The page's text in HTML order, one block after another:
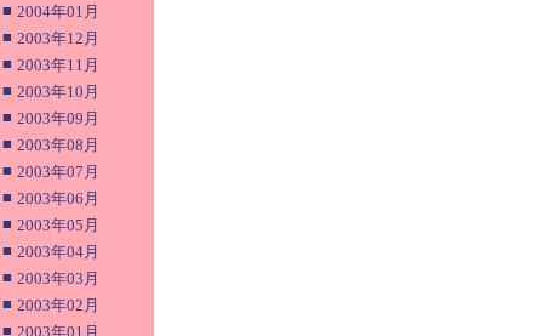
■ 2004年01月
■ 2003年12月
■ 2003年11月
■ 2003年10月
■ 2003年09月
■ 2003年08月
■ 2003年07月
■ 2003年06月
■ 2003年05月
■ 2003年04月
■ 2003年03月
■ 2003年02月
■ 2003年01月